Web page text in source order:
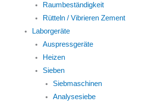
Raumbeständigkeit
Rütteln / Vibrieren Zement
Laborgeräte
Auspressgeräte
Heizen
Sieben
Siebmaschinen
Analysesiebe